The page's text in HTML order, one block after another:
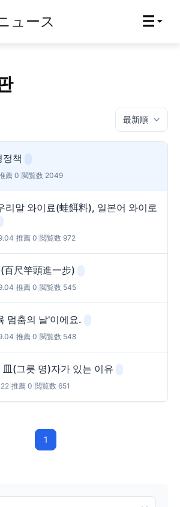
ュース
책
薦 0 閲覧数 2049
리말 와이료(蛙餌料), 일본어 와이로
推薦 0 閲覧数 972
百尺竿頭進一步)
推薦 0 閲覧数 545
멈춤의 날'이에요.
推薦 0 閲覧数 548
(그릇 명)자가 있는 이유
推薦 0 閲覧数 651
1